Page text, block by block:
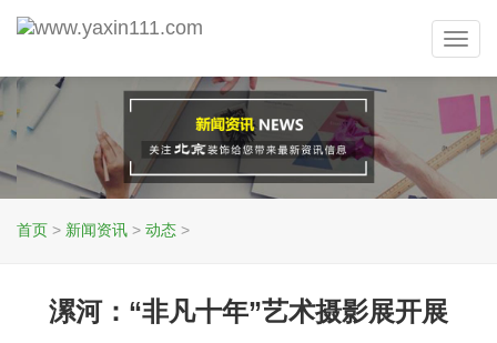
首页 > 新闻资讯 > 动态 >
漯河：“非凡十年”艺术摄影展开展